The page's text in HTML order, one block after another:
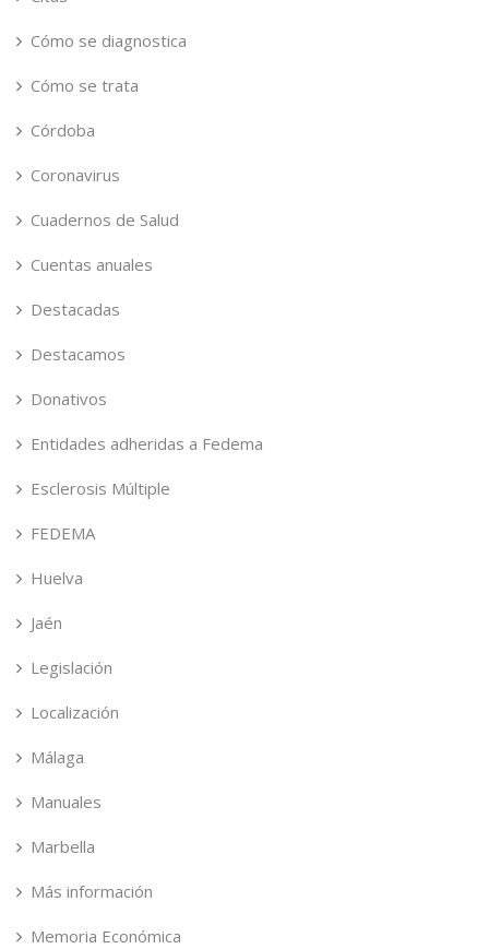
Cómo se diagnostica
Cómo se trata
Córdoba
Coronavirus
Cuadernos de Salud
Cuentas anuales
Destacadas
Destacamos
Donativos
Entidades adheridas a Fedema
Esclerosis Múltiple
FEDEMA
Huelva
Jaén
Legislación
Localización
Málaga
Manuales
Marbella
Más información
Memoria Económica